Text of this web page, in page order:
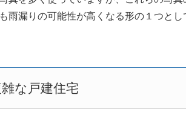
雨漏りの可能性が高くなる形の１つと
な戸建住宅